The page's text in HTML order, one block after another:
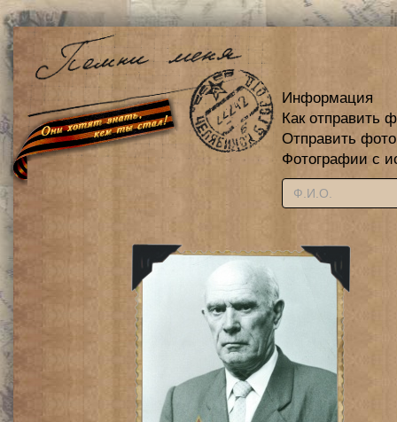
Информация
Как отправить
Отправить
Фотографии с